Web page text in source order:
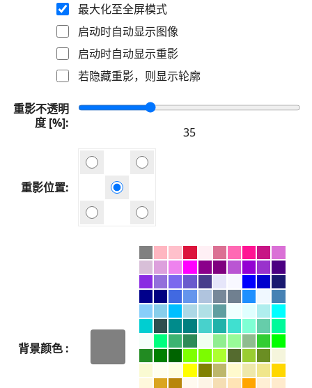
最大化至全屏模式
启动时自动显示图像
启动时自动显示重影
若隐藏重影，则显示轮廓
重影不透明
度 [%]
重影位置
背景颜色